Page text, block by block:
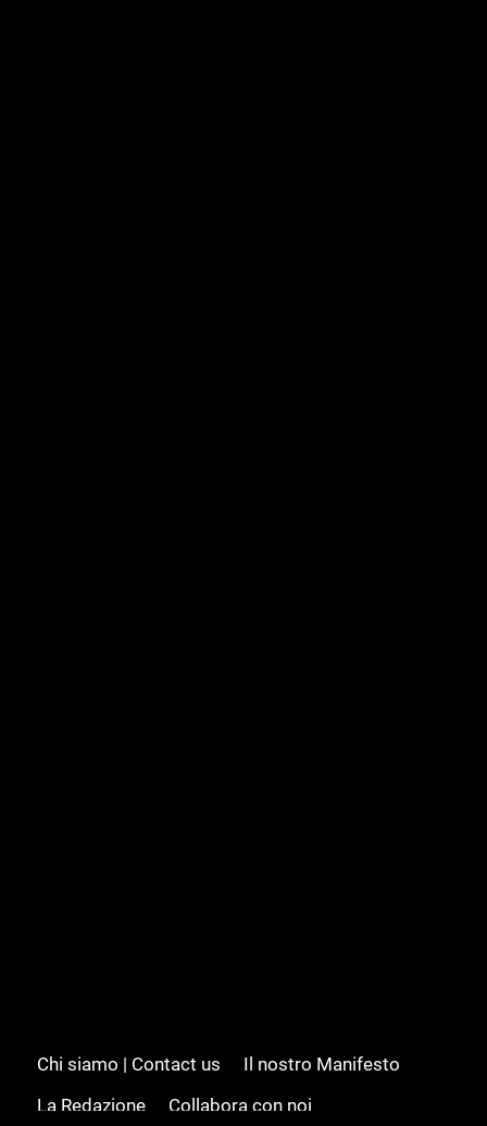
Chi siamo | Contact us
Il nostro Manifesto
La Redazione
Collabora con noi